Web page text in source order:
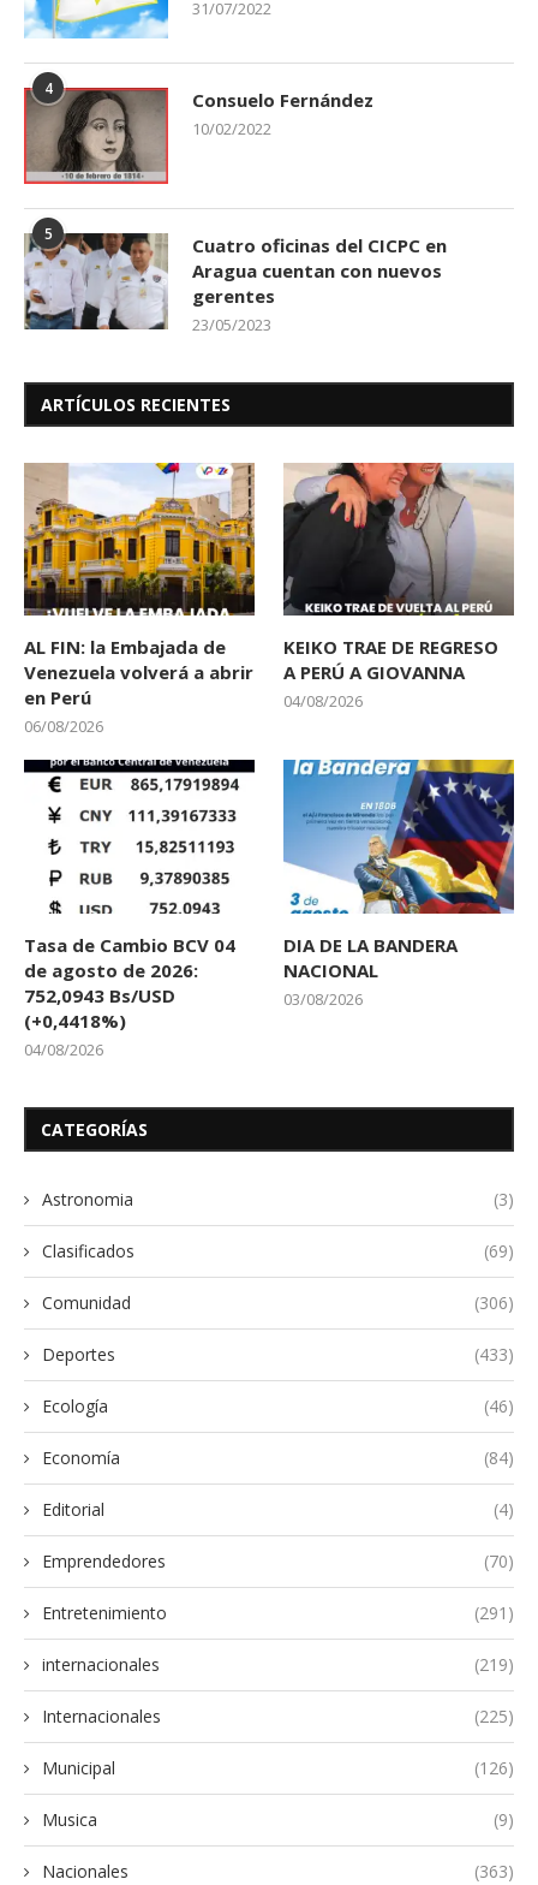
31/07/2022
4 Consuelo Fernández
10/02/2022
5
Cuatro oficinas del CICPC en
Aragua cuentan con nuevos
gerentes
23/05/2023
ARTÍCULOS RECIENTES
AL FIN: la Embajada de
Venezuela volverá a abrir
en Perú
06/08/2026
KEIKO TRAE DE REGRESO
A PERÚ A GIOVANNA
04/08/2026
Tasa de Cambio BCV 04
de agosto de 2026:
752,0943 Bs/USD
(+0,4418%)
04/08/2026
DIA DE LA BANDERA
NACIONAL
03/08/2026
CATEGORÍAS
Astronomia (3)
Clasificados (69)
Comunidad (306)
Deportes (433)
Ecología (46)
Economía (84)
Editorial (4)
Emprendedores (70)
Entretenimiento (291)
internacionales (219)
Internacionales (225)
Municipal (126)
Musica (9)
Nacionales (363)